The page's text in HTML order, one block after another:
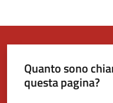
Quanto sono
questa pagina?